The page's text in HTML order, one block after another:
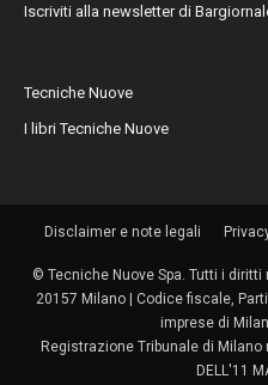
Iscriviti alla newsletter di
Tecniche Nuove
I libri Tecniche Nuove
Disclaimer e note legali
© Tecniche Nuove Spa. Tutti i
20157 Milano | Codice fiscale,
imprese di
Registrazione Tribunale di Milano
DELL'11